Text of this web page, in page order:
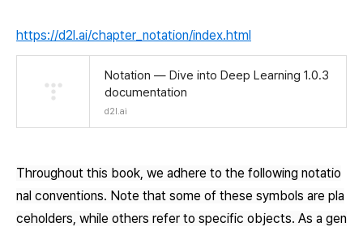
https://d2l.ai/chapter_notation/index.html
Notation — Dive into Deep Learning 1.0.3
documentation
d2l.ai
Throughout this book, we adhere to the following notatio
nal conventions. Note that some of these symbols are pla
ceholders, while others refer to specific objects. As a gen